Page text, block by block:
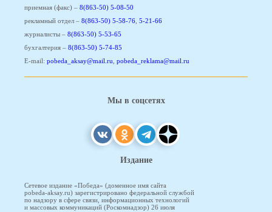
приемная (факс) – 8(863-50) 5-08-50
рекламный отдел – 8(863-50) 5-58-76, 5-21-66
журналисты – 8(863-50) 5-53-65
бухгалтерия – 8(863-50) 5-74-85
E-mail: pobeda_aksay@mail.ru, pobeda_reklama@mail.ru
Мы в соцсетях
Издание
Сетевое издание «Победа» (доменное имя сайта
pobeda-aksay.ru) зарегистрировано федеральной службой
по надзору в сфере связи, информационных технологий
и массовых коммуникаций (Роскомнадзор) 26 июля